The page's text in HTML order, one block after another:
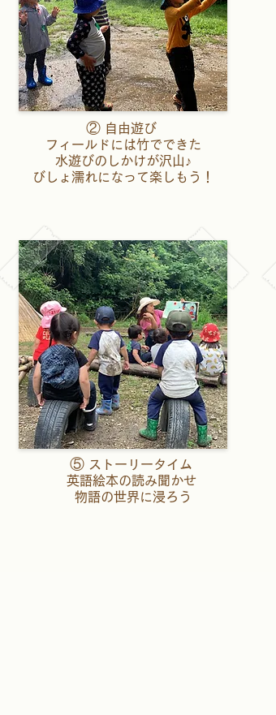
② 自由遊び
フィールドには竹でできた
水遊びのしかけが沢山♪
びしょ濡れになって楽しもう！
⑤ ストーリータイム
英語絵本の読み聞かせ
物語の世界に浸ろう